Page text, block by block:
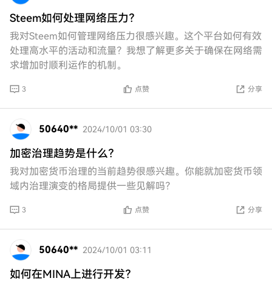
Steem如何处理网络压力？
我对Steem如何管理网络压力很感兴趣。这个平台如何有效
处理高水平的活动和流量？我想了解更多关于确保在网络需
求增加时顺利运作的机制。
3 点赞 分享
50640** 2024/10/01 03:30
加密治理趋势是什么？
我对加密货币治理的当前趋势很感兴趣。你能就加密货币领
域内治理演变的格局提供一些见解吗？
3 点赞 分享
50640** 2024/10/01 03:11
如何在MINA上进行开发？